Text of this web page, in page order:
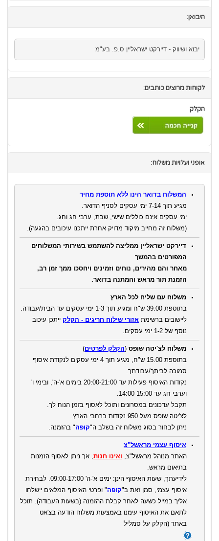
היבואן:
יבוא ושיווק - דיירקט ישראליין ס.פ. בע"מ
לקוחות מרוצים כותבים:
הקלק
אופני ועלויות משלוח:
המשלוח בדואר הינו ללא תוספת מחיר
מגיע תוך 7-14 ימי עסקים לסניף הדואר.
ימי עסקים אינם כוללים שישי, שבת, ערבי חג וחג.
(משלוח זה מחייב מיקוד מדויק אחרת ייתכנו עיכובים בהגעה).
דיירקט ישראליין ממליצה להשתמש בשירותי המשלוחים
המפורטים בהמשך
מאחר והם מהירים, נוחים וזמינים ויחסכו ממך זמן רב,
הזמנת תור מראש והמתנה בדואר.
משלוח עם שליח לכל הארץ
בתוספת 39.00 ש"ח ומגיע תוך 1-3 ימי עסקים עד הבית/עבודה.
ליישובים ברשימת אזורי שילוח חריגים - הקלק ייתכן עיכוב
נוסף של 1-2 ימי עסקים.
משלוח לצ'יטה שופס (הקלק לפרטים)
בתוספת 15.00 ש"ח, מגיע תוך 4 ימי עסקים לנקודת איסוף
סמוכה לביתך/עבודתך.
נקודות האיסוף פעילות עד 20:00-21:00 בימים א'-ה', ובימי ו'
וערבי חג עד 14:00-15:00.
תקבל עדכונים במסרונים ותוכל לאסוף בזמן הנוח לך.
לצ'יטה שופס מעל 950 נקודות ברחבי הארץ.
ניתן לבחור בסוג משלוח זה בשלב ה"קופה" בהזמנה.
איסוף עצמי מראשל"צ
האתר מנוהל מראשל"צ, ואינו חנות , אך ניתן לאסוף הזמנות
בתיאום מראש.
לידיעתך, שעות האיסוף הינן: ימים א'-ה' 09:00-17:00. לבחירת
איסוף עצמי, סמן זאת ב"קופה" ופרטי האיסוף המלאים יישלחו
אליך במייל כשעה לאחר קבלת ההזמנה (בשעות העבודה). תוכל
לתאם את האיסוף עימנו באמצעות משלוח הודעה בצ'אט
באתר (הקלק על סמליל